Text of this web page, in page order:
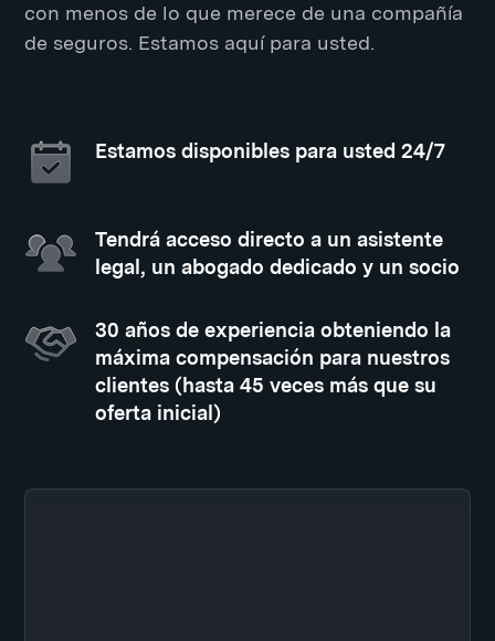
con menos de lo que merece de una compañía
de seguros. Estamos aquí para usted.
Estamos disponibles para usted 24/7
Tendrá acceso directo a un asistente
legal, un abogado dedicado y un socio
30 años de experiencia obteniendo la
máxima compensación para nuestros
clientes (hasta 45 veces más que su
oferta inicial)